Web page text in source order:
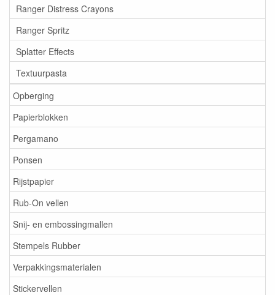
Ranger Distress Crayons
Ranger Spritz
Splatter Effects
Textuurpasta
Opberging
Papierblokken
Pergamano
Ponsen
Rijstpapier
Rub-On vellen
Snij- en embossingmallen
Stempels Rubber
Verpakkingsmaterialen
Stickervellen